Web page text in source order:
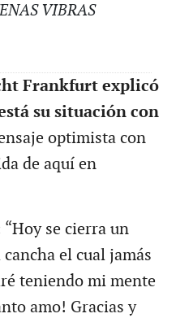
VIBRAS
Frankfurt explicó
su situación con
optimista con
de aquí en
se cierra un
el cual jamás
teniendo mi mente
amo! Gracias y